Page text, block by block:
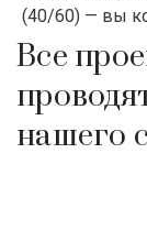
(40/60) — вы
Все
нашего